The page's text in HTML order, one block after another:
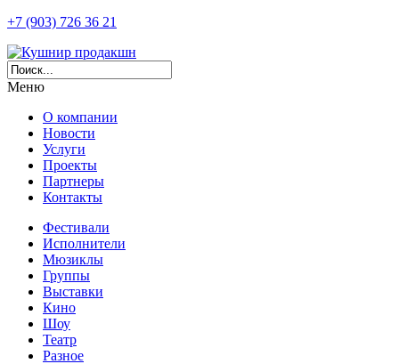
+7 (903) 726 36 21
Меню
О компании
Новости
Услуги
Проекты
Партнеры
Контакты
Фестивали
Исполнители
Мюзиклы
Группы
Выставки
Кино
Шоу
Театр
Разное